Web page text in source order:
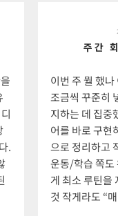
.
주간
이번 주 뭘 했
조금씩 꾸준히
지하는 데 집중
어를 바로 구현
으로 정리하고
운동/학습 쪽도
게 최소 루틴을
것 작게라도 “